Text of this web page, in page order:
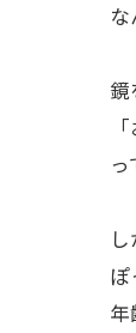
な
鏡
っ
し
ぽ
年